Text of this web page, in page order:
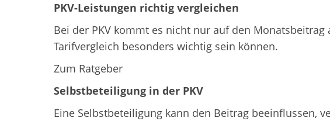
PKV-Leistungen richtig vergleichen
Bei der PKV kommt es nicht nur auf den
Tarifvergleich besonders wichtig sein können.
Zum Ratgeber
Selbstbeteiligung in der PKV
Eine Selbstbeteiligung kann den Beitrag beeinflussen,